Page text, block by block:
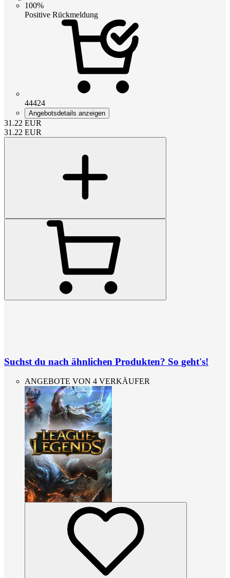
100%
Positive Rückmeldung
44424
Angebotsdetails anzeigen
31.22 EUR
31.22 EUR
Suchst du nach ähnlichen Produkten? So geht's!
ANGEBOTE VON 4 VERKÄUFER